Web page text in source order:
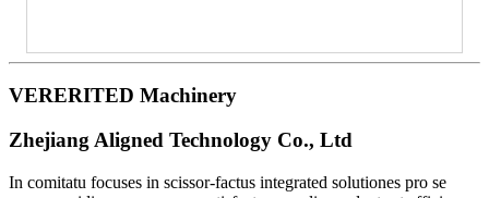
VERERITED Machinery
Zhejiang Aligned Technology Co., Ltd
In comitatu focuses in scissor-factus integrated solutiones pro se